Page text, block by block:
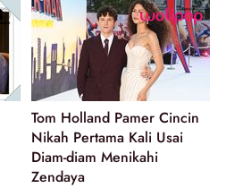
Tom Holland Pamer Cincin
Nikah Pertama Kali Usai
Diam-diam Menikahi
Zendaya